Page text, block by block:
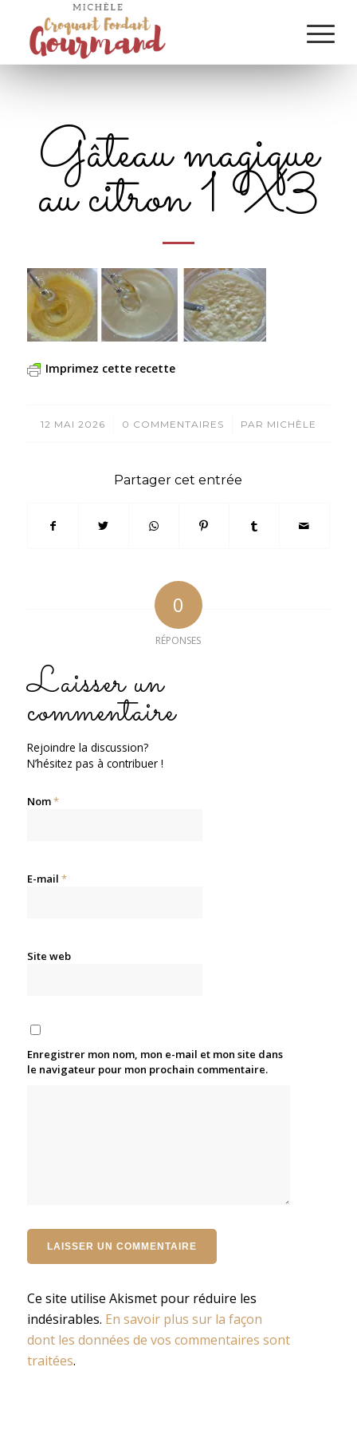
Gâteau magique
au citron 1 X3
Imprimez cette recette
12 MAI 2026
/ 0 COMMENTAIRES
/ PAR MICHÈLE
Partager cet entrée
0
RÉPONSES
Laisser un
commentaire
Rejoindre la discussion?
N’hésitez pas à contribuer !
Nom*
E-mail *
Site web
Enregistrer mon nom, mon e-mail et mon site dans
le navigateur pour mon prochain commentaire.
Ce site utilise Akismet pour réduire les
indésirables. En savoir plus sur la façon
dont les données de vos commentaires sont
traitées.